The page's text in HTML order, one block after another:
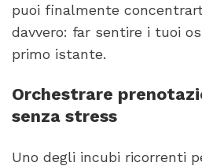
puoi finalmente
davvero: far sentire i tuoi
primo istante.
Orchestrare
senza stress
Uno degli incubi ricorrenti